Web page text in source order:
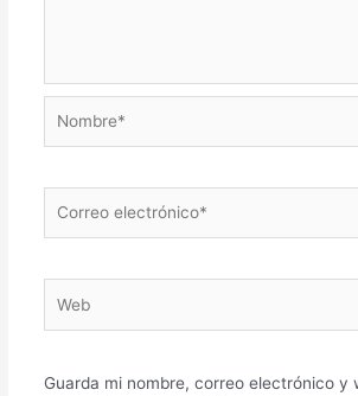
electrónico*
Guarda mi nombre, correo electrónico y